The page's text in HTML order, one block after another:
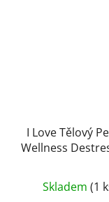
I Love Tělový
Wellness
Skladem (1